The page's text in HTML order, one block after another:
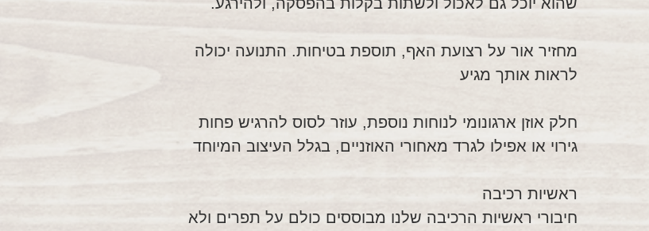
מחזיר אור על רצועת האף, תוספת בטיחות. התנועה יכולה
לראות אותך מגיע
חלק אוזן ארגונומי לנוחות נוספת, עוזר לסוס להרגיש פחות
גירוי או אפילו לגרד מאחורי האוזניים, בגלל העיצוב המיוחד
ראשיות רכיבה
חיבורי ראשיות הרכיבה שלנו מבוססים כולם על תפרים ולא